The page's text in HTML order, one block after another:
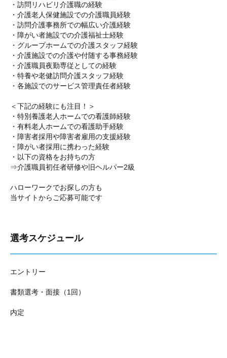
・訪問リハビリ介護職の経験
・介護老人保健施設での介護職員経験
・訪問介護事務所での幅広い介護経験
・障がい者施設での介護福祉士経験
・グループホームでの介護スタッフ経験
・介護施設での介護や付随する事務経験
・介護職員夜勤専従としての経験
・特養や老健訪問介護スタッフ経験
・各施設でのサービス管理責任者経験
＜下記の経験にも注目！＞
・特別養護老人ホームでの看護師経験
・有料老人ホームでの看護助手経験
・障害者採用や障害者雇用の支援経験
・障がい者採用に携わった経験
・以下の資格をお持ちの方
⇒介護職員初任者研修や旧ヘルパー2級
ハローワークでお探しの方も
当サイトからご応募可能です
選考スケジュール
エントリー
書類選考・面接（1回）
内定